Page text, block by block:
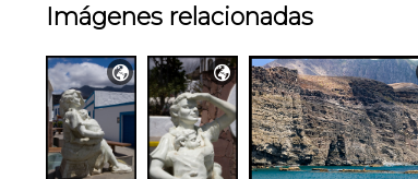
Imágenes relacionadas
 